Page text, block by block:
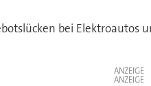
bei Elektroautos
ANZEIGE
ANZEIGE